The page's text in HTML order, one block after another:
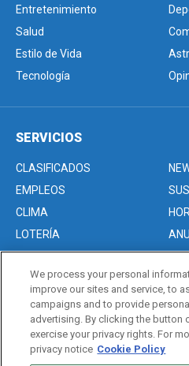
Entretenimiento
Salud
Estilo de Vida
Tecnología
SERVICIOS
CLASIFICADOS
EMPLEOS
CLIMA
LOTERÍA
Acerca de nosotros
Advertise with Us/Anuncios
Politica de Privacidad
Editorial Guidelines
We process your personal
improve our sites and service, to
campaigns and to provide
advertising. By clicking the button
exercise your privacy rights. For
privacy notice Cookie Policy